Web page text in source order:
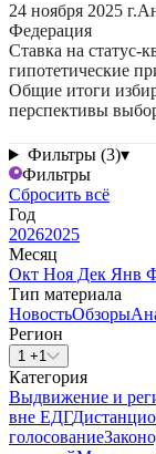
24 ноября 2025 г.
Федерация
Ставка на статус-
гипотетические
Общие итоги
перспективы
Фильтры (3)▾
Фильтры
Сбросить всё
Год
20262025
Месяц
Окт Ноя Дек Янв
Тип материала
НовостьОбзоры
Регион
1 +1
Категория
Выдвижение и
вне ЕДГ
голосование